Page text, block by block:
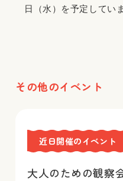
日（水）を予定してい
その他のイベント
近日開催のイベント
大人のための観察